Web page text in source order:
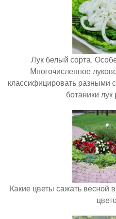
Лук белый сорта.
Многочисленное
классифицировать разными
ботаники
Какие цветы сажать весной